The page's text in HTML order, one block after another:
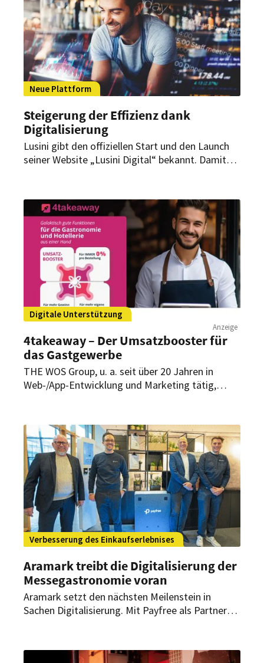
Neue Plattform
Steigerung der Effizienz dank
Digitalisierung
Lusini gibt den offiziellen Start und den Launch
seiner Website „Lusini Digital“ bekannt. Damit
sollen unter anderem Gastgeber unterstützt
werden, das Gästeerlebnis zu verbessern.
Digitale Unterstützung
Anzeige
4takeaway – Der Umsatzbooster für
das Gastgewerbe
THE WOS Group, u. a. seit über 20 Jahren in
Web-/App-Entwicklung und Marketing tätig,
Zusammenarbeit mit Gastronomen wurde
4takeaway gegründet, um das Gastgewerbe bei
der Digitalisierung zu unterstützen und
langfristige Kundengewinnung zu schaffen.
Verbesserung des Einkaufserlebnises
Aramark treibt die Digitalisierung der
Messegastronomie voran
Aramark setzt den nächsten Meilenstein in
Sachen Digitalisierung. Mit Payfree als Partner
völlig autonom.